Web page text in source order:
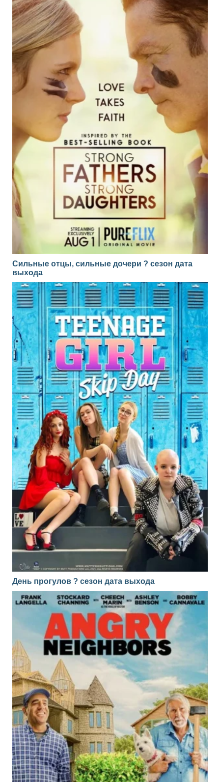
Сильные отцы, сильные дочери ? сезон дата
выхода
День прогулов ? сезон дата выхода